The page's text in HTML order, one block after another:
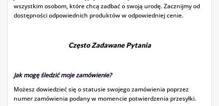
wszystkim osobom, które chcą zadbać o swoją urodę. Zacznijmy od
dostępności odpowiednich produktów w odpowiedniej cenie.
Często Zadawane Pytania
Jak mogę śledzić moje zamówienie?
Możesz dowiedzieć się o statusie swojego zamówienia poprzez
numer zamówienia podany w momencie potwierdzenia przesyłki.